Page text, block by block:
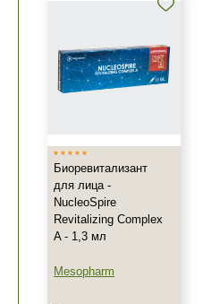
Биоревитализант
для лица -
NucleoSpire
Revitalizing Complex
A - 1,3 мл
Mesopharm